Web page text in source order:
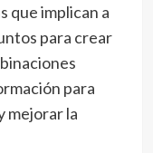
que implican a
para crear
para
mejorar la